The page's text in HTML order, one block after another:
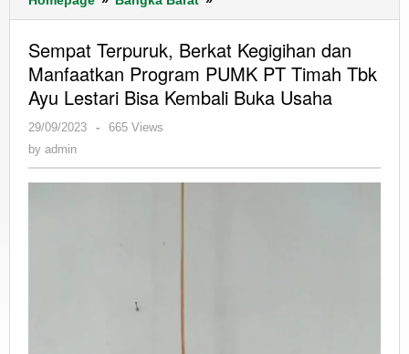
Terpuruk,
Kegigihan
dan
Manfaatkan
Timah
Sempat Terpuruk, Berkat Kegigihan dan
Manfaatkan Program PUMK PT Timah Tbk
Ayu Lestari Bisa Kembali Buka Usaha
29/09/2023
by
-
665 Views
by admin